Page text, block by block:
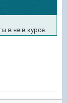
в не в курсе.